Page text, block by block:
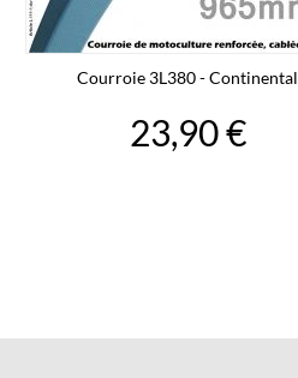
Courroie 3L380 - Continental
23,90 €